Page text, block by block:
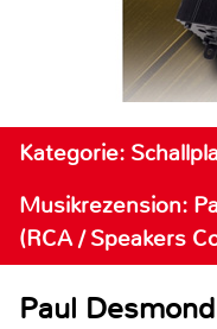
Kategorie:
Musikrezension:
(RCA / Speakers
Paul